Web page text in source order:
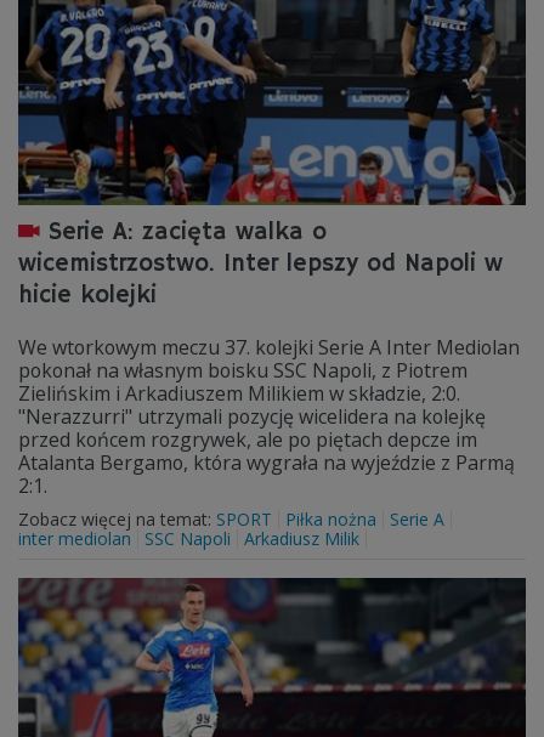
Serie A: zacięta walka o
wicemistrzostwo. Inter lepszy od Napoli w
hicie kolejki
We wtorkowym meczu 37. kolejki Serie A Inter Mediolan
pokonał na własnym boisku SSC Napoli, z Piotrem
Zielińskim i Arkadiuszem Milikiem w składzie, 2:0.
"Nerazzurri" utrzymali pozycję wicelidera na kolejkę
przed końcem rozgrywek, ale po piętach depcze im
Atalanta Bergamo, która wygrała na wyjeździe z Parmą
2:1.
Zobacz więcej na temat: SPORT Piłka nożna
Serie A
inter mediolan
SSC Napoli Arkadiusz Milik